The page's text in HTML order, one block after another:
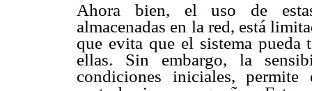
Ahora bien, el uso de
almacenadas en la red, está
que evita que el sistema pueda
ellas. Sin embargo, la
condiciones iniciales,